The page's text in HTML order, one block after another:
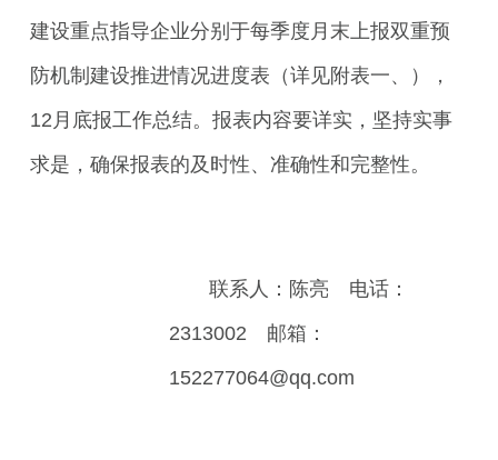
建设重点指导企业分别于每季度月末上报双重预
防机制建设推进情况进度表（详见附表一、），
12月底报工作总结。报表内容要详实，坚持实事
求是，确保报表的及时性、准确性和完整性。
联系人：陈亮 电话：
2313002 邮箱：
152277064@qq.com